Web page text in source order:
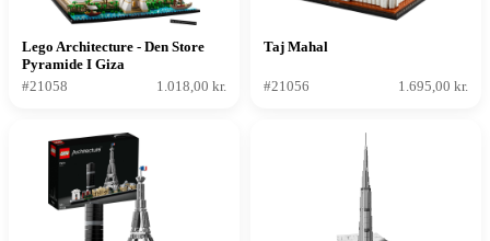
Lego Architecture - Den Store
Pyramide I Giza
#21058
1.018,00 kr.
Taj Mahal
#21056 1.695,00 kr.